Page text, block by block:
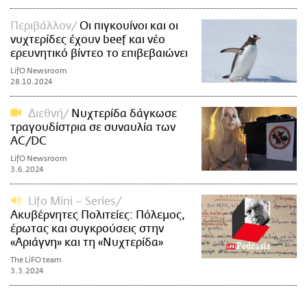
Περιβάλλον
Οι πιγκουίνοι και οι
νυχτερίδες έχουν beef και νέο
ερευνητικό βίντεο το επιβεβαιώνει
LifO Newsroom
28.10.2024
Διεθνή
Νυχτερίδα δάγκωσε
τραγουδίστρια σε συναυλία των
AC/DC
LifO Newsroom
3.6.2024
Lifo Mini – Series
Ακυβέρνητες Πολιτείες: Πόλεμος,
έρωτας και συγκρούσεις στην
«Αριάγνη» και τη «Νυχτερίδα»
The LiFO team
3.3.2024